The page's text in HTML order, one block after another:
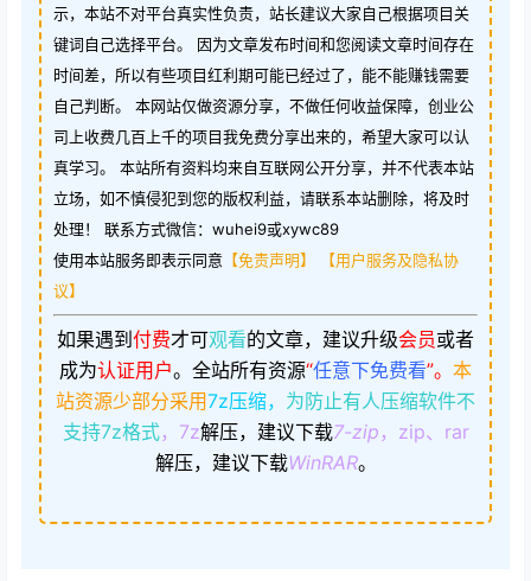
示，本站不对平台真实性负责，站长建议大家自己根据项目关
键词自己选择平台。 因为文章发布时间和您阅读文章时间存在
时间差，所以有些项目红利期可能已经过了，能不能赚钱需要
自己判断。 本网站仅做资源分享，不做任何收益保障，创业公
司上收费几百上千的项目我免费分享出来的，希望大家可以认
真学习。 本站所有资料均来自互联网公开分享，并不代表本站
立场，如不慎侵犯到您的版权利益，请联系本站删除，将及时
处理！ 联系方式微信：wuhei9或xywc89
使用本站服务即表示同意 【免责声明】
【用户服务及隐私协
议】
如果遇到 付费才可观看的文章，建议升级会员或者
成为认证用户。 全站所有资源“任意下免费看”。 本
站资源少部分采用7z压缩， 为防止有人压缩软件不
支持7z格式，7z解压，建议下载7-zip ，zip、rar
解压，建议下载WinRAR。